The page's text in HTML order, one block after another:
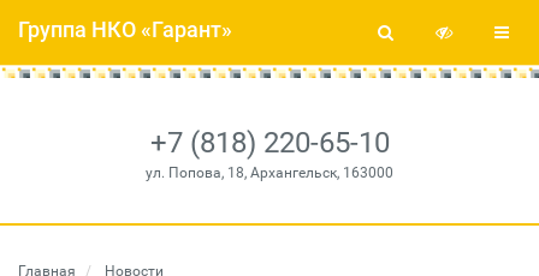
+7 (818) 220-65-10
ул. Попова, 18, Архангельск, 163000
Группа НКО «Гарант»
Главная Новости